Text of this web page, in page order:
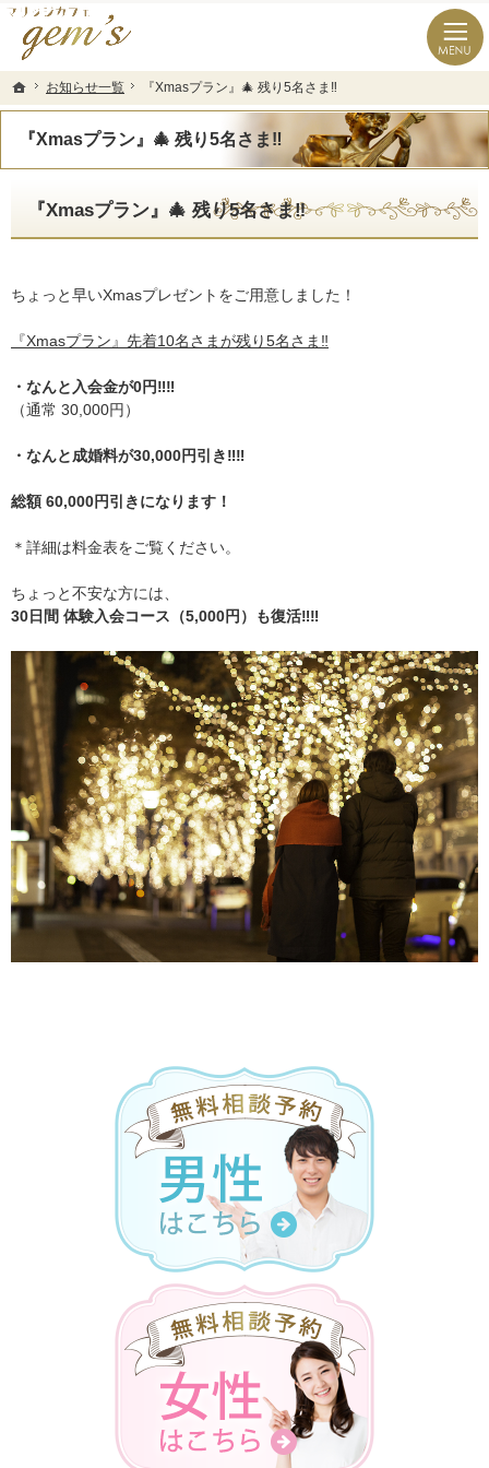
ホーム
お知らせ一覧 『Xmasプラン』🎄 残り5名さま‼️
『Xmasプラン』🎄 残り5名さま‼️
長崎県の婚活なら結婚相談所のマリッジカフェgem’ｓ（ジェムズ）
長崎県長崎市の結婚相談所マリッジカフェgem's(ジェムズ)
『Xmasプラン』🎄 残り5名さま‼️
ちょっと早いXmasプレゼントをご用意しました！
『Xmasプラン』先着10名さまが残り5名さま‼️
・なんと入会金が0円‼️‼️
（通常 30,000円）
・なんと成婚料が30,000円引き‼️‼️
総額 60,000円引きになります！
＊詳細は料金表をご覧ください。
ちょっと不安な方には、
30日間 体験入会コース（5,000円）も復活‼️‼️
ホーム
お知らせ一覧 『Xmasプラン』🎄 残り5名さま‼️